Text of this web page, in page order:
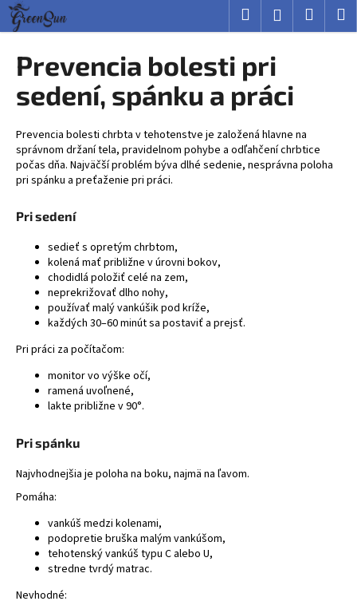
Prejsť
obsah
Hľadať Prihlásenie
Prevencia bolesti pri
sedení, spánku a práci
Prevencia bolesti chrbta v tehotenstve je založená hlavne na
správnom držaní tela, pravidelnom pohybe a odľahčení chrbtice
počas dňa. Najväčší problém býva dlhé sedenie, nesprávna poloha
pri spánku a preťaženie pri práci.
Pri sedení
sedieť s opretým chrbtom,
kolená mať približne v úrovni bokov,
chodidlá položiť celé na zem,
neprekrižovať dlho nohy,
používať malý vankúšik pod kríže,
každých 30–60 minút sa postaviť a prejsť.
Pri práci za počítačom:
monitor vo výške očí,
ramená uvoľnené,
lakte približne v 90°.
Pri spánku
Najvhodnejšia je poloha na boku, najmä na ľavom.
Pomáha:
vankúš medzi kolenami,
podopretie bruška malým vankúšom,
tehotenský vankúš typu C alebo U,
stredne tvrdý matrac.
Nevhodné:
K
o
Č
o
p
o
t
r
e
n
ť
HĽADAŤ